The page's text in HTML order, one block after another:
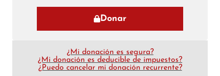
Donar
¿Mi donación es segura?
¿Mi donación es deducible de impuestos?
¿Puedo cancelar mi donación recurrente?